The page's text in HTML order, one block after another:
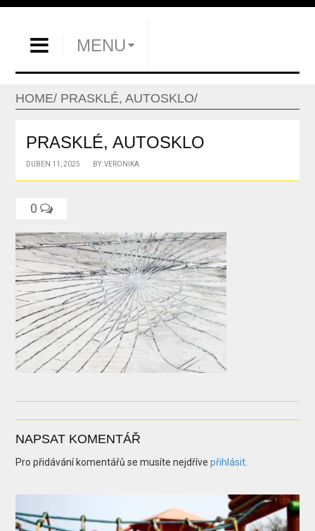
MENU
HOME PRASKLÉ, AUTOSKLO
PRASKLÉ, AUTOSKLO
DUBEN 11, 2025 BY: VERONIKA
0
NAPSAT KOMENTÁŘ
Pro přidávání komentářů se musíte nejdřívepřihlásit